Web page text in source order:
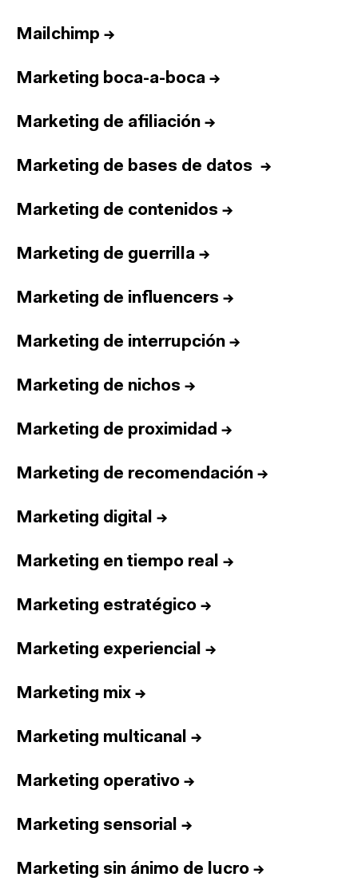
Mailchimp →
Marketing boca-a-boca →
Marketing de afiliación →
Marketing de bases de datos →
Marketing de contenidos →
Marketing de guerrilla →
Marketing de influencers →
Marketing de interrupción →
Marketing de nichos →
Marketing de proximidad →
Marketing de recomendación →
Marketing digital →
Marketing en tiempo real →
Marketing estratégico →
Marketing experiencial →
Marketing mix →
Marketing multicanal →
Marketing operativo →
Marketing sensorial →
Marketing sin ánimo de lucro →